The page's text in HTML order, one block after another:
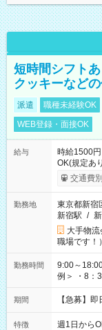
短時間シフト
クッキーなど
派遣 職種未経験OK
WEB登録・面接OK
給与
時給1500
OK(規定あ
交通費
勤務地
東京都新宿
新宿駅 /
大手物
職場です！）
勤務時間
9:00～18:00（実動8時間）
例＞ ・8：
・13：00
期間 【急募】
特徴 週1日から